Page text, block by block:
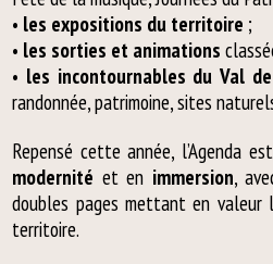
• les expositions du territoire ;
• les sorties et animations
• les incontournables du Val
randonnée, patrimoine, sites
Repensé cette année, l’Agenda
modernité et en immersion,
doubles pages mettant en valeur
territoire.